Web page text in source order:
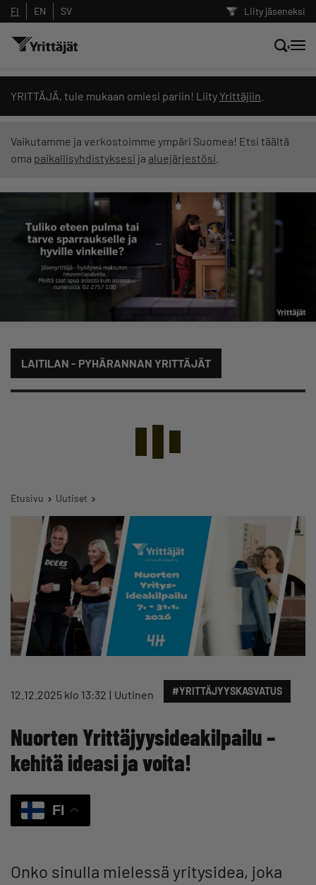
Liity jäseneksi
FI EN SV
YRITTÄJÄ, tule mukaan omiesi pariin! Liity Yrittäjiin
Vaikutamme ja verkostoimme ympäri Suomea! Etsi täältä
oma paikallisyhdistyksesi ja aluejärjestösi
LAITILAN - PYHÄRANNAN YRITTÄJÄT
Etusivu Uutiset
12.12.2025 klo 13:32 Uutinen #YRITTÄJYYSKASVATUS
Nuorten Yrittäjyysideakilpailu –
kehitä ideasi ja voita!
FI
Onko sinulla mielessä yritysidea, joka
Hae sivustolta tai kysy suoraan
Yrittäjien tekoälyltä
Suodata hakutuloksia: näytä kaikki sisältö